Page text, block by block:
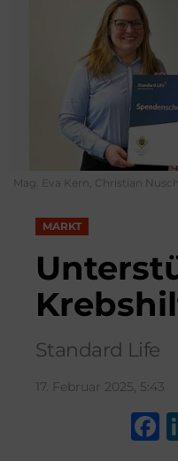
Mag. Eva Kern, Christian
MARKT
Standard Life
17. Februar 2025, 5:43